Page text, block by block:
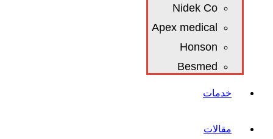
Nidek Co
Apex medical
Honson
Besmed
خدمات
مقالات